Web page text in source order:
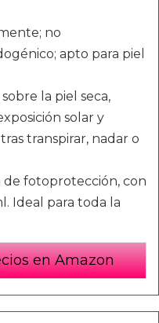
no
apto para piel
la piel seca,
solar y
transpirar, nadar o
de fotoprotección, con
Ideal para toda la
en Amazon